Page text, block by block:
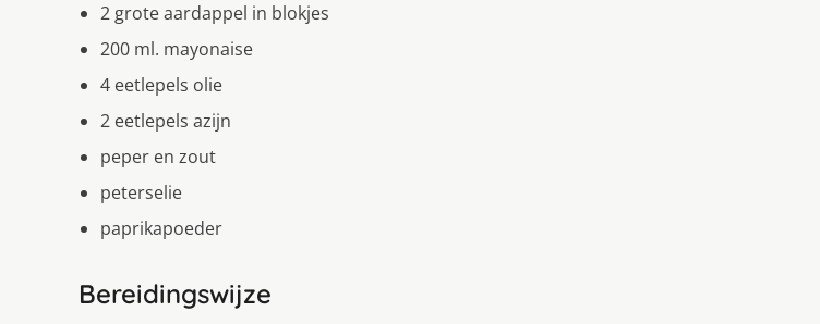
2 grote aardappel in blokjes
200 ml. mayonaise
4 eetlepels olie
2 eetlepels azijn
peper en zout
peterselie
paprikapoeder
Bereidingswijze